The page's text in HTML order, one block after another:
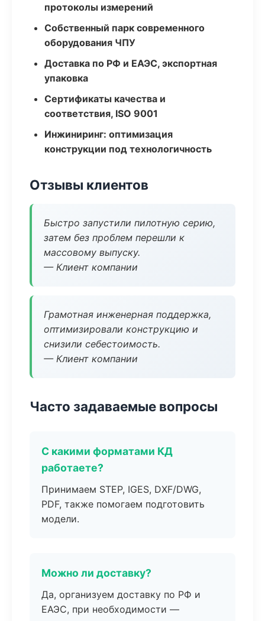
протоколы измерений
Собственный парк современного
оборудования ЧПУ
Доставка по РФ и ЕАЭС, экспортная
упаковка
Сертификаты качества и
соответствия, ISO 9001
Инжиниринг: оптимизация
конструкции под технологичность
Отзывы клиентов
Быстро запустили пилотную серию,
затем без проблем перешли к
массовому выпуску.
— Клиент компании
Грамотная инженерная поддержка,
оптимизировали конструкцию и
снизили себестоимость.
— Клиент компании
Часто задаваемые вопросы
С какими форматами КД
работаете?
Принимаем STEP, IGES, DXF/DWG,
PDF, также помогаем подготовить
модели.
Можно ли доставку?
Да, организуем доставку по РФ и
ЕАЭС, при необходимости —